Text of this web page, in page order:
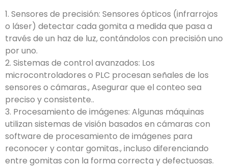
1. Sensores de precisión: Sensores ópticos (infrarrojos
o láser) detectar cada gomita a medida que pasa a
través de un haz de luz, contándolos con precisión uno
por uno.
2. Sistemas de control avanzados: Los
microcontroladores o PLC procesan señales de los
sensores o cámaras., Asegurar que el conteo sea
preciso y consistente..
3. Procesamiento de imágenes: Algunas máquinas
utilizan sistemas de visión basados ​​en cámaras con
software de procesamiento de imágenes para
reconocer y contar gomitas., incluso diferenciando
entre gomitas con la forma correcta y defectuosas.